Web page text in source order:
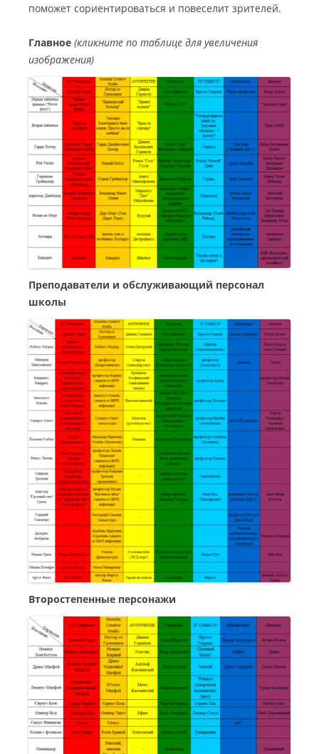
поможет сориентироваться и повеселит зрителей.
Главное (кликните по таблице для увеличения
изображения)
Преподаватели и обслуживающий персонал
школы
Второстепенные персонажи